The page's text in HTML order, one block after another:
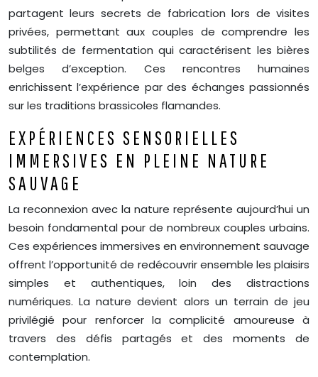
partagent leurs secrets de fabrication lors de visites
privées, permettant aux couples de comprendre les
subtilités de fermentation qui caractérisent les bières
belges d’exception. Ces rencontres humaines
enrichissent l’expérience par des échanges passionnés
sur les traditions brassicoles flamandes.
EXPÉRIENCES SENSORIELLES
IMMERSIVES EN PLEINE NATURE
SAUVAGE
La reconnexion avec la nature représente aujourd’hui un
besoin fondamental pour de nombreux couples urbains.
Ces expériences immersives en environnement sauvage
offrent l’opportunité de redécouvrir ensemble les plaisirs
simples et authentiques, loin des distractions
numériques. La nature devient alors un terrain de jeu
privilégié pour renforcer la complicité amoureuse à
travers des défis partagés et des moments de
contemplation.